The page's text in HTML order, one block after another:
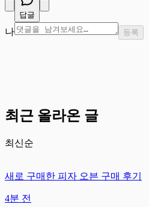
답글
나 등록
최근 올라온 글
최신순
새로 구매한 피자 오븐 구매 후기
4분 전